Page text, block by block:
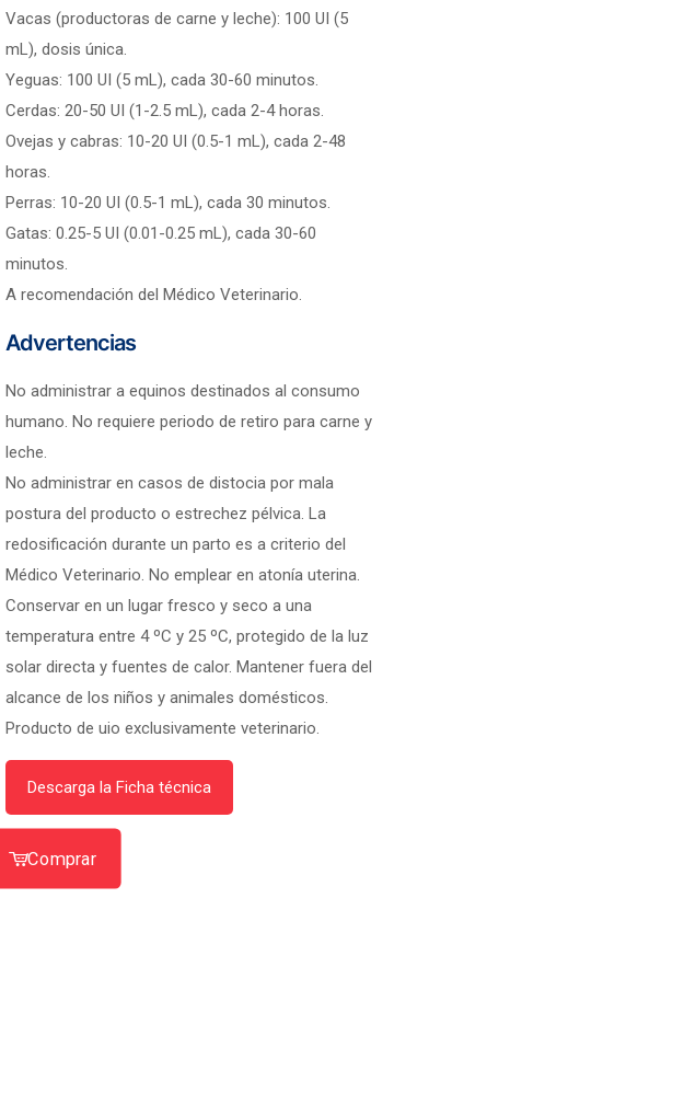
Vacas (productoras de carne y leche): 100 UI (5
mL), dosis única.
Yeguas: 100 UI (5 mL), cada 30-60 minutos.
Cerdas: 20-50 UI (1-2.5 mL), cada 2-4 horas.
Ovejas y cabras: 10-20 UI (0.5-1 mL), cada 2-48
horas.
Perras: 10-20 UI (0.5-1 mL), cada 30 minutos.
Gatas: 0.25-5 UI (0.01-0.25 mL), cada 30-60
minutos.
A recomendación del Médico Veterinario.
Advertencias
No administrar a equinos destinados al consumo
humano. No requiere periodo de retiro para carne y
leche.
No administrar en casos de distocia por mala
postura del producto o estrechez pélvica. La
redosificación durante un parto es a criterio del
Médico Veterinario. No emplear en atonía uterina.
Conservar en un lugar fresco y seco a una
temperatura entre 4 ºC y 25 ºC, protegido de la luz
solar directa y fuentes de calor. Mantener fuera del
alcance de los niños y animales domésticos.
Producto de uio exclusivamente veterinario.
Descarga la Ficha técnica
Comprar